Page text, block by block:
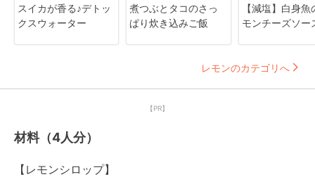
スイカが香る♪デトッ
クスウォーター
煮つぶとタコのさっ
ぱり炊き込みご飯
【減塩】白身魚
モンチーズソー
レモンのカテゴリへ
【PR】
材料（4人分）
【レモンシロップ】